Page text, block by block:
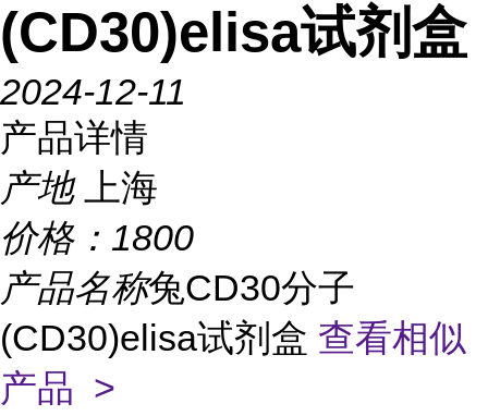
(CD30)elisa试剂盒
2024-12-11
产品详情
产地
上海
价格： 1800
产品名称兔CD30分子
(CD30)elisa试剂盒 查看相似
产品 >